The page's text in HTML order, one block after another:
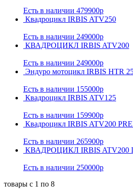
Есть в наличии 479900р
Квадроцикл IRBIS ATV250
Есть в наличии 249000р
КВАДРОЦИКЛ IRBIS ATV200
Есть в наличии 249000р
Эндуро мотоцикл IRBIS HTR
Есть в наличии 155000р
Квадроцикл IRBIS ATV125
Есть в наличии 159900р
Квадроцикл IRBIS ATV200
Есть в наличии 265900р
КВАДРОЦИКЛ IRBIS ATV200
Есть в наличии 250000р
товары с 1 по 8